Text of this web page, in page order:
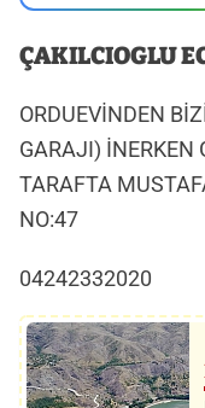
ÇAKILCIOGLU
ORDUEVİNDEN
GARAJI) İNERKEN
TARAFTA
NO:47
04242332020